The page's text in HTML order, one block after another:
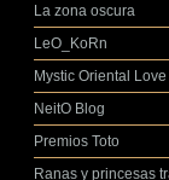
La zona oscura
LeO_KoRn
Mystic Oriental
NeitO Blog
Premios Toto
Ranas y princesas